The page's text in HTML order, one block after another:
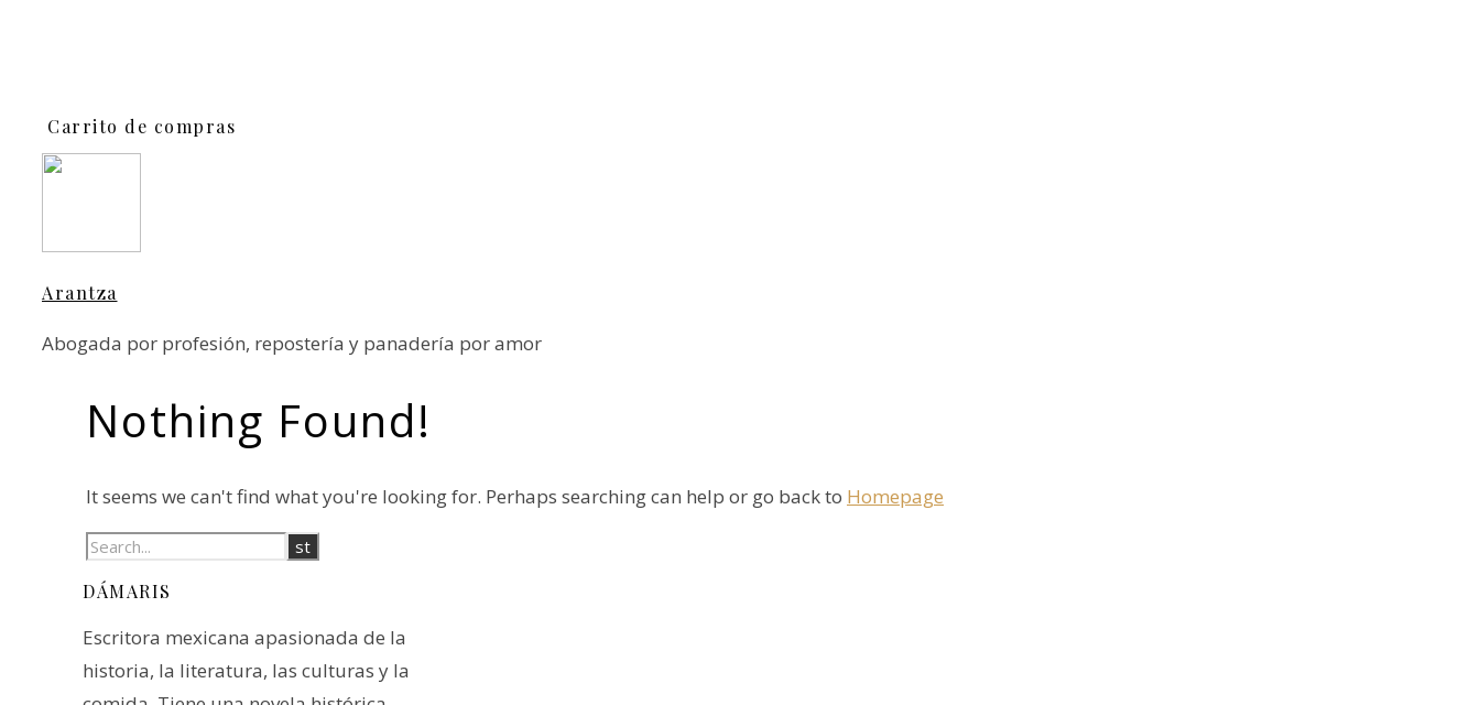
Carrito de compras
Arantza
Abogada por profesión, repostería y panadería por amor
Nothing Found!
It seems we can't find what you're looking for. Perhaps searching can help or go back to Homepage
DÁMARIS
Escritora mexicana apasionada de la
historia, la literatura, las culturas y la